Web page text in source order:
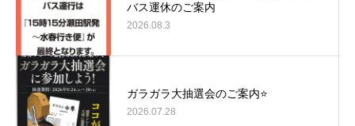
バス運休のご案内
2026.08.3
ガラガラ大抽選会のご案内⭐
2026.07.28